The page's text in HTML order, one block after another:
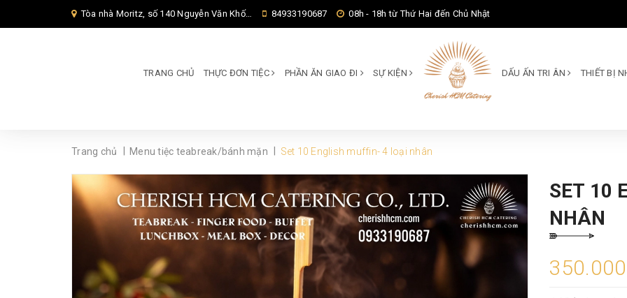
Tòa nhà Moritz, số 140 Nguyễn Văn Khối, Phường Thông Tây Hội, Thành phố Hồ Chí Minh, TP Hồ Chí Minh, 84933190687 08h - 18h từ Thứ Hai đến Chủ Nhật
TRANG CHỦ THỰC ĐƠN TIỆC PHẦN ĂN GIAO ĐI SỰ KIỆN DẤU ẤN TRI ÂN THIẾT BỊ
Trang chủ Menu tiệc teabreak/bánh mặn Set 10 English muffin- 4 loại nhân
SET 10
NHÂN